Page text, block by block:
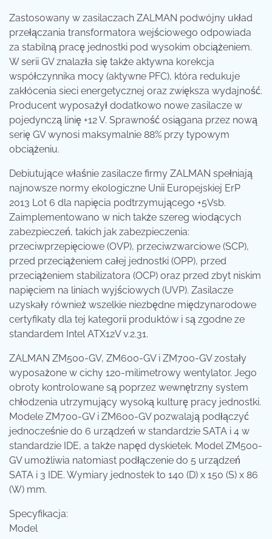
Zastosowany w zasilaczach ZALMAN podwójny układ
przełączania transformatora wejściowego odpowiada
za stabilną pracę jednostki pod wysokim obciążeniem.
W serii GV znalazła się także aktywna korekcja
współczynnika mocy (aktywne PFC), która redukuje
zakłócenia sieci energetycznej oraz zwiększa wydajność.
Producent wyposażył dodatkowo nowe zasilacze w
pojedynczą linię +12 V. Sprawność osiągana przez nową
serię GV wynosi maksymalnie 88% przy typowym
obciążeniu.
Debiutujące właśnie zasilacze firmy ZALMAN spełniają
najnowsze normy ekologiczne Unii Europejskiej ErP
2013 Lot 6 dla napięcia podtrzymującego +5Vsb.
Zaimplementowano w nich także szereg wiodących
zabezpieczeń, takich jak zabezpieczenia:
przeciwprzepięciowe (OVP), przeciwzwarciowe (SCP),
przed przeciążeniem całej jednostki (OPP), przed
przeciążeniem stabilizatora (OCP) oraz przed zbyt niskim
napięciem na liniach wyjściowych (UVP). Zasilacze
uzyskały również wszelkie niezbędne międzynarodowe
certyfikaty dla tej kategorii produktów i są zgodne ze
standardem Intel ATX12V v.2.31.
ZALMAN ZM500-GV, ZM600-GV i ZM700-GV zostały
wyposażone w cichy 120-milimetrowy wentylator. Jego
obroty kontrolowane są poprzez wewnętrzny system
chłodzenia utrzymujący wysoką kulturę pracy jednostki.
Modele ZM700-GV i ZM600-GV pozwalają podłączyć
jednocześnie do 6 urządzeń w standardzie SATA i 4 w
standardzie IDE, a także napęd dyskietek. Model ZM500-
GV umożliwia natomiast podłączenie do 5 urządzeń
SATA i 3 IDE. Wymiary jednostek to 140 (D) x 150 (S) x 86
(W) mm.
Specyfikacja:
Model